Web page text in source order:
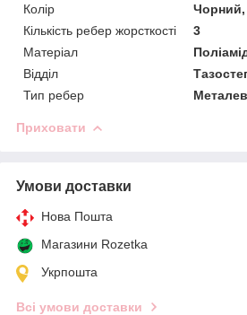
Колір
Чорний,
Кількість ребер жорсткості
3
Матеріал
Відділ
Тип ребер
Приховати
Умови доставки
Нова Пошта
Магазини Rozetka
Укрпошта
Всі умови доставки